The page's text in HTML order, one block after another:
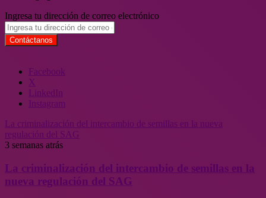
Ingresa tu dirección de correo electrónico
Facebook
X
LinkedIn
Instagram
La criminalización del intercambio de semillas en la nueva
regulación del SAG
3 semanas atrás
La criminalización del intercambio de semillas en la
nueva regulación del SAG